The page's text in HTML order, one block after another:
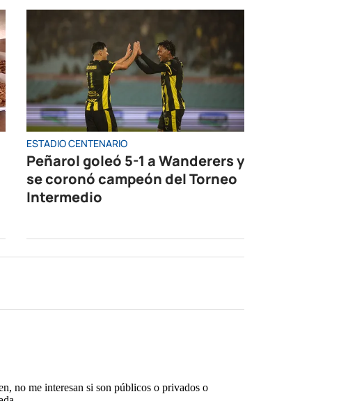
ESTADIO CENTENARIO
Peñarol goleó 5-1 a Wanderers y
se coronó campeón del Torneo
Intermedio